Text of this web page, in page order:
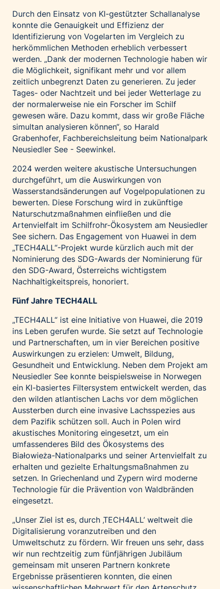
Durch den Einsatz von KI-gestützter Schallanalyse
konnte die Genauigkeit und Effizienz der
Identifizierung von Vogelarten im Vergleich zu
herkömmlichen Methoden erheblich verbessert
werden. „Dank der modernen Technologie haben wir
die Möglichkeit, signifikant mehr und vor allem
zeitlich unbegrenzt Daten zu generieren. Zu jeder
Tages- oder Nachtzeit und bei jeder Wetterlage zu
der normalerweise nie ein Forscher im Schilf
gewesen wäre. Dazu kommt, dass wir große Fläche
simultan analysieren können“, so Harald
Grabenhofer, Fachbereichsleitung beim Nationalpark
Neusiedler See - Seewinkel.
2024 werden weitere akustische Untersuchungen
durchgeführt, um die Auswirkungen von
Wasserstandsänderungen auf Vogelpopulationen zu
bewerten. Diese Forschung wird in zukünftige
Naturschutzmaßnahmen einfließen und die
Artenvielfalt im Schilfrohr-Ökosystem am Neusiedler
See sichern. Das Engagement von Huawei in dem
„TECH4ALL“-Projekt wurde kürzlich auch mit der
Nominierung des SDG-Awards der Nominierung für
den SDG-Award, Österreichs wichtigstem
Nachhaltigkeitspreis, honoriert.
Fünf Jahre TECH4ALL
„TECH4ALL“ ist eine Initiative von Huawei, die 2019
ins Leben gerufen wurde. Sie setzt auf Technologie
und Partnerschaften, um in vier Bereichen positive
Auswirkungen zu erzielen: Umwelt, Bildung,
Gesundheit und Entwicklung. Neben dem Projekt am
Neusiedler See konnte beispielsweise in Norwegen
ein KI-basiertes Filtersystem entwickelt werden, das
den wilden atlantischen Lachs vor dem möglichen
Aussterben durch eine invasive Lachsspezies aus
dem Pazifik schützen soll. Auch in Polen wird
akustisches Monitoring eingesetzt, um ein
umfassenderes Bild des Ökosystems des
Białowieża-Nationalparks und seiner Artenvielfalt zu
erhalten und gezielte Erhaltungsmaßnahmen zu
setzen. In Griechenland und Zypern wird moderne
Technologie für die Prävention von Waldbränden
eingesetzt.
„Unser Ziel ist es, durch ‚TECH4ALL‘ weltweit die
Digitalisierung voranzutreiben und den
Umweltschutz zu fördern. Wir freuen uns sehr, dass
wir nun rechtzeitig zum fünfjährigen Jubiläum
gemeinsam mit unseren Partnern konkrete
Ergebnisse präsentieren konnten, die einen